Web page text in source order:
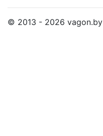
© 2013 - 2026 vagon.by